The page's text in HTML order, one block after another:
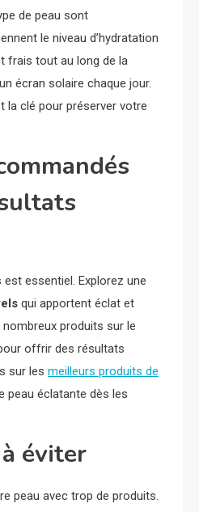
de peau sont
le niveau d’hydratation
frais tout au long de la
écran solaire chaque jour.
la clé pour préserver votre
essentiel. Explorez une
qui apportent éclat et
produits sur le
offrir des résultats
sur les meilleurs produits de
peau éclatante dès les
éviter
peau avec trop de produits.